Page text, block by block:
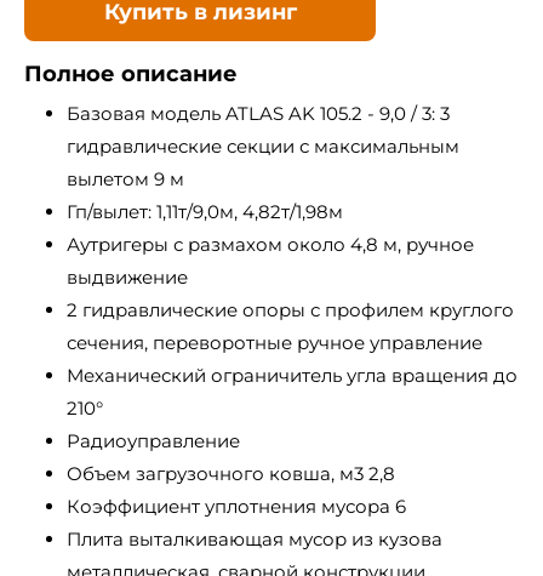
Купить в лизинг
Полное описание
Базовая модель ATLAS AK 105.2 - 9,0 / 3: 3
гидравлические секции с максимальным
вылетом 9 м
Гп/вылет: 1,11т/9,0м, 4,82т/1,98м
Аутригеры с размахом около 4,8 м, ручное
выдвижение
2 гидравлические опоры с профилем круглого
сечения, переворотные ручное управление
Механический ограничитель угла вращения до
210°
Радиоуправление
Объем загрузочного ковша, м3 2,8
Коэффициент уплотнения мусора 6
Плита выталкивающая мусор из кузова